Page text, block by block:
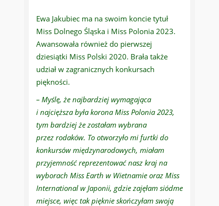
Ewa Jakubiec ma na swoim koncie tytuł
Miss Dolnego Śląska i Miss Polonia 2023.
Awansowała również do pierwszej
dziesiątki Miss Polski 2020. Brała także
udział w zagranicznych konkursach
piękności.
– Myślę, że najbardziej wymagająca
i najcięższa była korona Miss Polonia 2023,
tym bardziej że zostałam wybrana
przez rodaków. To otworzyło mi furtki do
konkursów międzynarodowych, miałam
przyjemność reprezentować nasz kraj na
wyborach Miss Earth w Wietnamie oraz Miss
International w Japonii, gdzie zajęłam siódme
miejsce, więc tak pięknie skończyłam swoją